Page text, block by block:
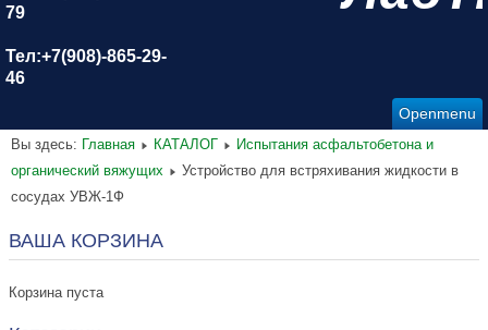
79
Тел:+7(908)-865-29-
46
Openmenu
Вы здесь: Главная КАТАЛОГ
Испытания асфальтобетона и
органический вяжущих
Устройство для встряхивания жидкости в
сосудах УВЖ-1Ф
ВАША КОРЗИНА
Корзина пуста